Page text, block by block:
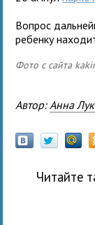
Вопрос
ребенку
Фото с сайта
Автор: Анна
Читайте